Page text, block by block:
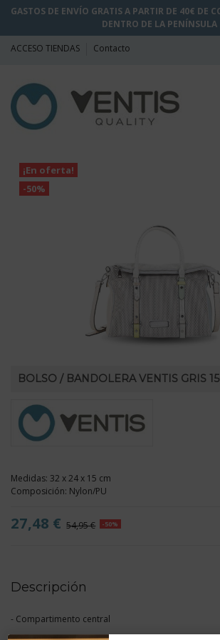
GASTOS DE ENVÍO GRATIS A PARTIR DE 40€ DE
DENTRO DE LA PENÍNSULA
ACCESO TIENDAS Contacto
¡En oferta!
-50%
BOLSO / BANDOLERA VENTIS GRIS
Medidas: 32 x 24 x 15 cm
Composición: Nylon/PU
27,48 € 54,95 € -50%
Descripción
- Compartimento central